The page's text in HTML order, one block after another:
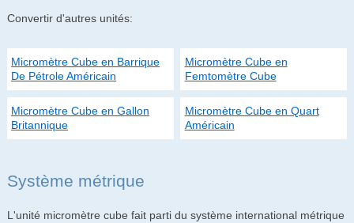
Convertir d'autres unités:
Micromètre Cube en Barrique
De Pétrole Américain
Micromètre Cube en
Femtomètre Cube
Micromètre Cube en Gallon
Britannique
Micromètre Cube en Quart
Américain
Système métrique
L'unité micromètre cube fait parti du système international métrique